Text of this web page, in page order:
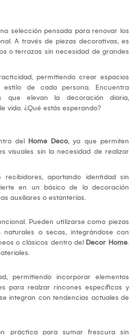
selección pensada para renovar los
A través de piezas decorativas, es
o terrazas sin necesidad de grandes
permitiendo crear espacios
de cada persona. Encuentra
que elevan la decoración diaria,
vida. ¿Qué estás esperando?
del Home Deco, ya que permiten
visuales sin la necesidad de realizar
aportando identidad sin
en un básico de la decoración
auxiliares o estanterías.
Pueden utilizarse como piezas
o secas, integrándose con
o clásicos dentro del Decor Home.
permitiendo incorporar elementos
para realzar rincones específicos y
integran con tendencias actuales de
práctica para sumar frescura sin